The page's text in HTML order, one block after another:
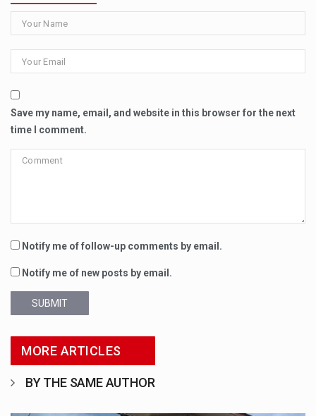
Save my name, email, and website in this browser for the next
time I comment.
Notify me of follow-up comments by email.
Notify me of new posts by email.
SUBMIT
MORE ARTICLES
BY THE SAME AUTHOR